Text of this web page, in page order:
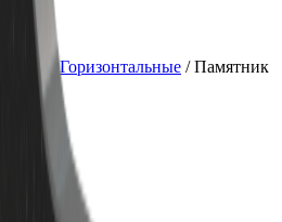
/Горизонтальные /Памятник